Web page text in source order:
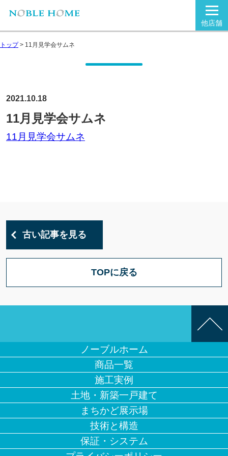
他店舗
トップ> 11月見学会サムネ
2021.10.18
11月見学会サムネ
11月見学会サムネ
古い記事を見る
TOPに戻る
ノーブルホーム
商品一覧
施工実例
土地・新築一戸建て
まちかど展示場
技術と構造
保証・システム